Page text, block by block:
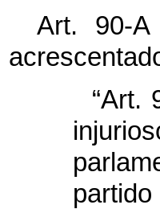
Art. 90-
“Art.